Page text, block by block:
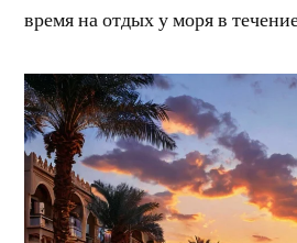
время на отдых у моря в